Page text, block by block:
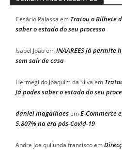
Cesário Palassa em Tratou o Bilhete
saber o estado do seu processo
Isabel JoãoemINAAREES já permite
sem sair de casa
Hermegildo Joaquim da Silva em
Já podes saber o estado do seu
daniel magalhaesemE-Commerce
5.807% na era pós-Covid-19
Andre joe quilunda franciscoem